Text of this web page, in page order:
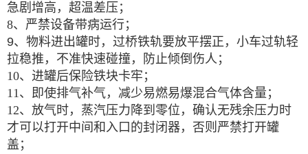
急剧增高，超温差压；
8、严禁设备带病运行；
9、 物料进出罐时，过桥铁轨要放平摆正，小车过轨轻
拉稳推，不准快速碰撞，防止倾倒伤人；
10、进罐后保险铁块卡牢；
11、即使排气补气，减少易燃易爆混合气体含量；
12、放气时，蒸汽压力降到零位，确认无残余压力时
才可以打开中间和入口的封闭器，否则严禁打开罐
盖；